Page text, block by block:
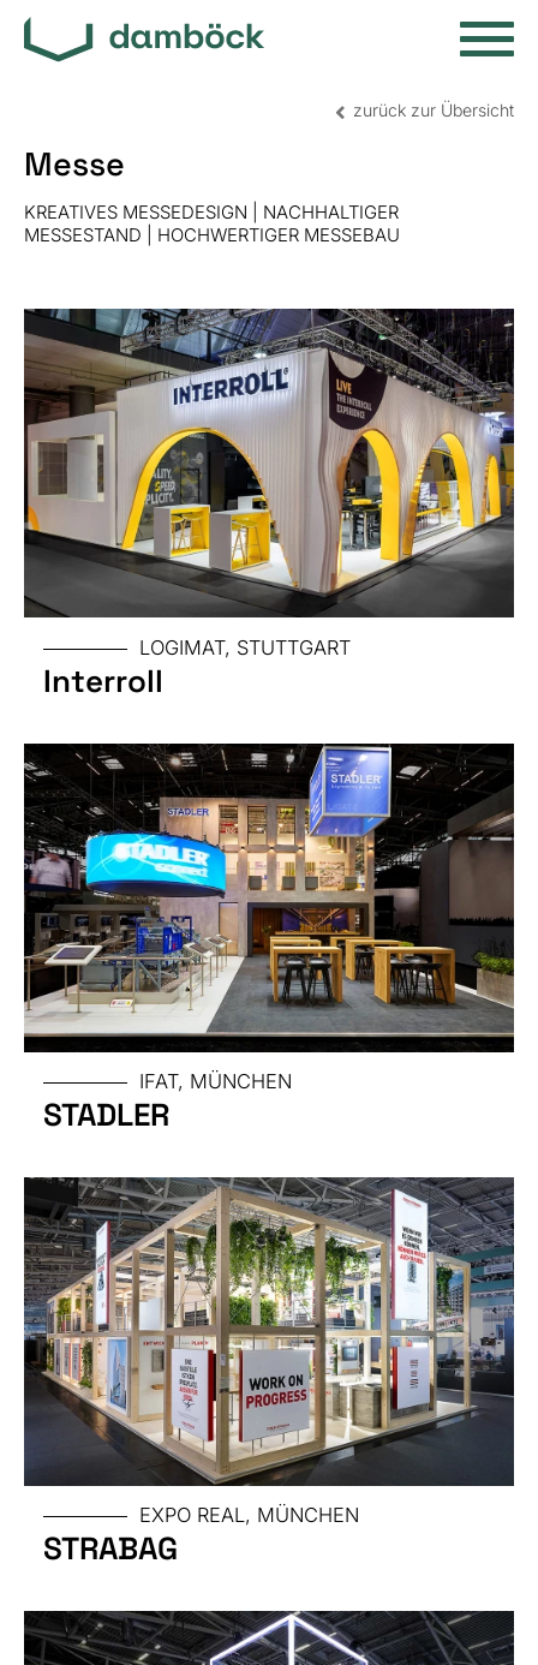
zurück zur Übersicht
Messe
KREATIVES MESSEDESIGN | NACHHALTIGER
MESSESTAND | HOCHWERTIGER MESSEBAU
MESSE
LOGIMAT, STUTTGART
Interroll
GRÖSSE
IFAT, MÜNCHEN
STADLER
MESSE
GRÖSSE
EXPO REAL, MÜNCHEN
STRABAG
GRÖSSE